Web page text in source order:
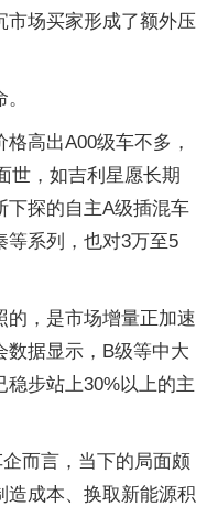
市场买家形成了额外压
高出A00级车不多，
世，如吉利星愿长期
下探的自主A级插混车
等系列，也对3万至5
的，是市场增量正加速
数据显示，B级等中大
步站上30%以上的主
而言，当下的局面颇
造成本、换取新能源积